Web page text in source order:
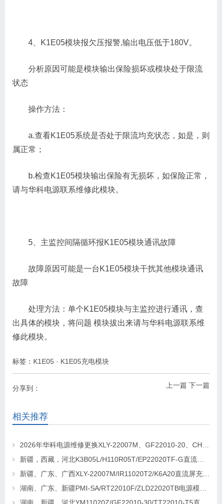
4、K1E05模块报欠压报警,输出电压低于180V。
分析原因可能是模块输出保险损坏或模块处于限流
状态
操作方法：
a.查看K1E05系统是否处于限流均充状态，如是，则
属正常；
b.检查K1E05模块输出保险有无损坏，如保险正常，
请与华科电源联系维修此模块。
5、主监控间隔循环报K1E05模块通讯故障
故障原因可能是一台K1E05模块干扰其他模块通讯
故障
处理方法：单个K1E05模块与主监控进行通讯，查
出具体的模块，将问题 模块拔出来请与华科电源联系维
修此模块。
标签： K1E05 · K1E05充电模块
上一篇 下一篇
分享到：
相关推荐
2026年华科电源维修更换XLY-22007M、GF22010-20、CHR-22020直流屏充电模块
新疆，西藏，河北K3B05L/H110R05T/EP22020TF-G直流屏充电模块维修更换
新疆、广东、广西XLY-22007M/IR11020T2/K6A20直流屏充电模块维修更换
湖南、广东、新疆PMI-SA/RT22010F/ZLD22020TB电源模块维修更换